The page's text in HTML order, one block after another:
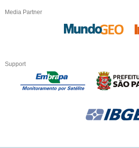
Media Partner
Support